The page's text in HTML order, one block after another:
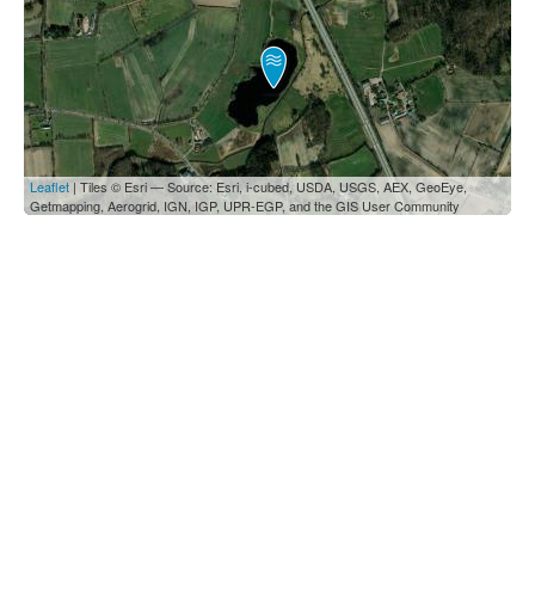
Leaflet | Tiles © Esri — Source: Esri, i-cubed, USDA, USGS, AEX, GeoEye,
Getmapping, Aerogrid, IGN, IGP, UPR-EGP, and the GIS User Community